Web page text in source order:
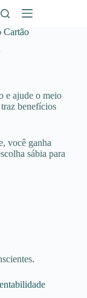
Cartão
e ajude o meio
benefícios
você ganha
sábia para